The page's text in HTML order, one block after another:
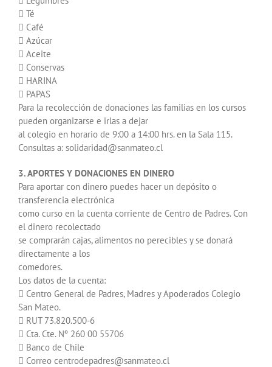
 Té
 Café
 Azúcar
 Aceite
 Conservas
 HARINA
 PAPAS
Para la recolección de donaciones las familias en los cursos
pueden organizarse e irlas a dejar
al colegio en horario de 9:00 a 14:00 hrs. en la Sala 115.
Consultas a: solidaridad@sanmateo.cl
3. APORTES Y DONACIONES EN DINERO
Para aportar con dinero puedes hacer un depósito o
transferencia electrónica
como curso en la cuenta corriente de Centro de Padres. Con
el dinero recolectado
se comprarán cajas, alimentos no perecibles y se donará
directamente a los
comedores.
Los datos de la cuenta:
 Centro General de Padres, Madres y Apoderados Colegio
San Mateo.
 RUT 73.820.500-6
 Cta. Cte. Nº 260 00 55706
 Banco de Chile
 Correo centrodepadres@sanmateo.cl